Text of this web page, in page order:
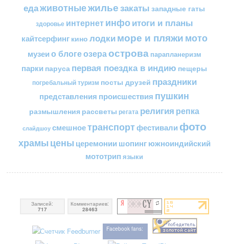
едаживотныежильезакаты западные гаты
здоровье интернетинфоитоги и планы
кайтсерфинг кино лодкиморе и пляжимото
музеи о блогеозераострова парапланеризм
парки паруса первая поездка в индию пещеры
погребальный туризм посты друзей праздники
представления происшествия пушкин
размышления рассветы регата религия репка
слайдшоу смешноетранспортфестивали фото
храмы цены церемонии шопингюжноиндийский
мототрип языки
Записей:
717
Комментариев:
28463
Facebook fans: